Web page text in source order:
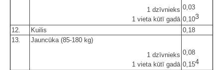
1 dzīvnieks
1 vieta kūtī gadā
0,03
0,103
12. Kuilis
0,18
13.
Jauncūka (85-180 kg)
1 dzīvnieks
1 vieta kūtī gadā
0,08
0,154